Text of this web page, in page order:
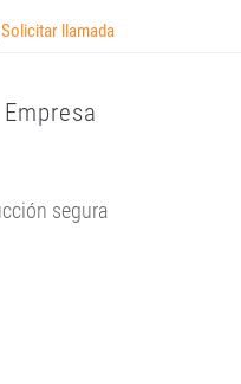
Solicitar llamada
Empresa